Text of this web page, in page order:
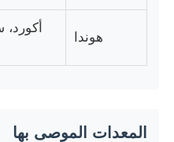
هوندا
المعدات الموصى بها